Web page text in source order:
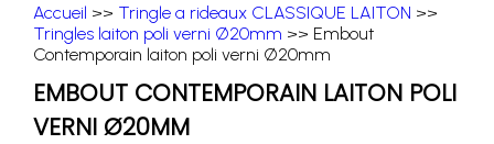
Accueil >> Tringle a rideaux CLASSIQUE LAITON >>
Tringles laiton poli verni Ø20mm >> Embout
Contemporain laiton poli verni Ø20mm
EMBOUT CONTEMPORAIN LAITON POLI
VERNI Ø20MM